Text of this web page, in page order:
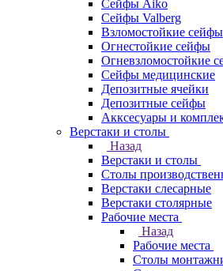
Сейфы Aiko
Сейфы Valberg
Взломостойкие сейфы
Огнестойкие сейфы
Огневзломостойкие
Сейфы медицинские
Депозитные ячейки
Депозитные сейфы
Акксесуары и
Верстаки и столы
Назад
Верстаки и столы
Столы
Верстаки слесарные
Верстаки столярные
Рабочие места
Назад
Рабочие места
Столы